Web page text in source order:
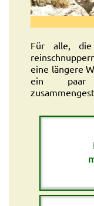
Für alle,
eine längere
ein paar